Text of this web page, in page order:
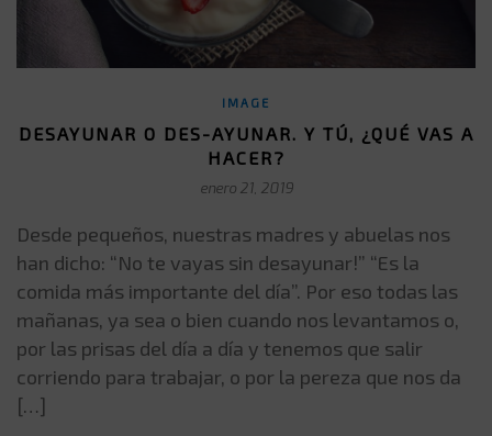
IMAGE
DESAYUNAR O DES-AYUNAR. Y TÚ, ¿QUÉ VAS A
HACER?
enero 21, 2019
Desde pequeños, nuestras madres y abuelas nos
han dicho: “No te vayas sin desayunar!” “Es la
comida más importante del día”. Por eso todas las
mañanas, ya sea o bien cuando nos levantamos o,
por las prisas del día a día y tenemos que salir
corriendo para trabajar, o por la pereza que nos da
[…]